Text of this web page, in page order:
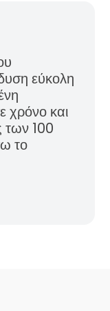
εύκολη
χρόνο και
των 100
το